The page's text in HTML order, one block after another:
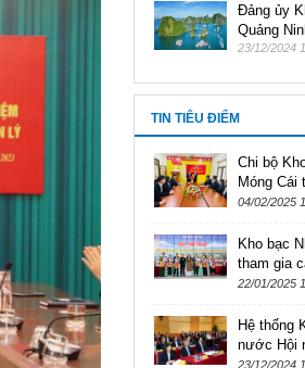
Đảng ủy
Quảng
23/12/2024
TIN TIÊU ĐIỂM
Chi bộ
Móng Cái
nạp Đảng
04/02/2025
Kho bạc
tham gia
thao chào
Cộng...
22/01/2025
Hệ thống
nước Hội
tác năm
23/12/2024